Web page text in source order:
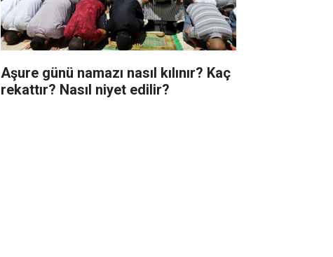
Aşure günü namazı nasıl kılınır? Kaç
rekattır? Nasıl niyet edilir?